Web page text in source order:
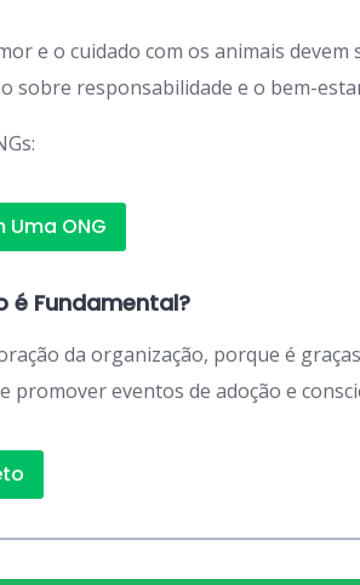
e o cuidado com os animais
sobre responsabilidade e o bem-
ONG
é Fundamental?
da organização, porque é
promover eventos de adoção e